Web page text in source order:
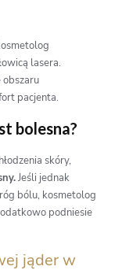
lasera.
obszaru
pacjenta.
bolesna?
skóry,
Jeśli jednak
bólu, kosmetolog
podniesie
jąder w